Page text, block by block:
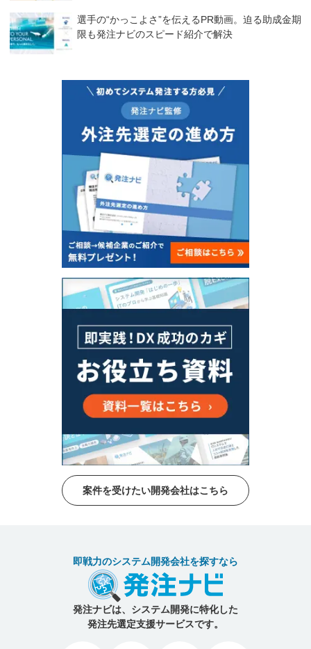
選手の“かっこよさ”を伝えるPR動画。迫る助成金期
限も発注ナビのスピード紹介で解決
案件を受けたい開発会社はこちら
即戦力のシステム開発会社を探すなら
発注ナビは、システム開発に特化した
発注先選定支援サービスです。